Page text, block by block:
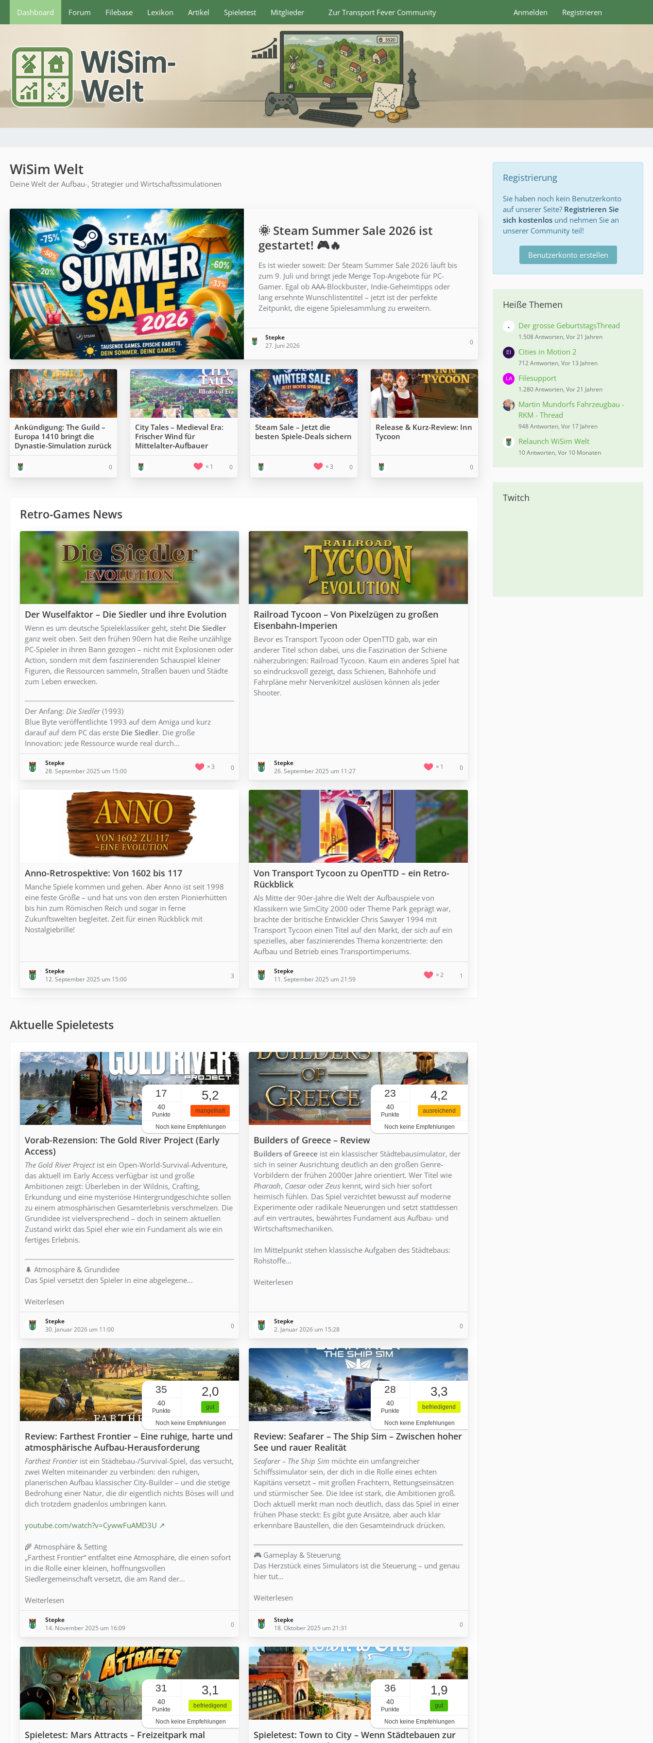
Dashboard Forum Filebase Lexikon Artikel Spieletest Mitglieder Zur Transport Fever Community Anmelden Registrieren
WiSim Welt
Deine Welt der Aufbau-, Strategier und Wirtschaftssimulationen
🌞 Steam Summer Sale 2026 ist
gestartet! 🎮🔥
Es ist wieder soweit: Der Steam Summer Sale 2026 läuft bis
zum 9. Juli und bringt jede Menge Top-Angebote für PC-
Gamer. Egal ob AAA-Blockbuster, Indie-Geheimtipps oder
lang ersehnte Wunschlistentitel – jetzt ist der perfekte
Zeitpunkt, die eigene Spielesammlung zu erweitern.
Stepke
27. Juni 2026
0
Ankündigung: The Guild –
Europa 1410 bringt die
Dynastie-Simulation zurück
0
City Tales – Medieval Era:
Frischer Wind für
Mittelalter‑Aufbauer
1 0
Steam Sale – Jetzt die
besten Spiele-Deals sichern
3 0
Release & Kurz-Review: Inn
Tycoon
0
Retro-Games News
Der Wuselfaktor – Die Siedler und ihre Evolution
Wenn es um deutsche Spieleklassiker geht, steht Die Siedler
ganz weit oben. Seit den frühen 90ern hat die Reihe unzählige
PC-Spieler in ihren Bann gezogen – nicht mit Explosionen oder
Action, sondern mit dem faszinierenden Schauspiel kleiner
Figuren, die Ressourcen sammeln, Straßen bauen und Städte
zum Leben erwecken.
Der Anfang: Die Siedler(1993)
Blue Byte veröffentlichte 1993 auf dem Amiga und kurz
darauf auf dem PC das erste Die Siedler. Die große
Innovation: jede Ressource wurde real durch…
Stepke
28. September 2025 um 15:00
3 0
Railroad Tycoon – Von Pixelzügen zu großen
Eisenbahn-Imperien
Bevor es Transport Tycoon oder OpenTTD gab, war ein
anderer Titel schon dabei, uns die Faszination der Schiene
näherzubringen: Railroad Tycoon. Kaum ein anderes Spiel hat
so eindrucksvoll gezeigt, dass Schienen, Bahnhöfe und
Fahrpläne mehr Nervenkitzel auslösen können als jeder
Shooter.
Stepke
26. September 2025 um 11:27
1 0
Anno-Retrospektive: Von 1602 bis 117
Manche Spiele kommen und gehen. Aber Anno ist seit 1998
eine feste Größe – und hat uns von den ersten Pionierhütten
bis hin zum Römischen Reich und sogar in ferne
Zukunftswelten begleitet. Zeit für einen Rückblick mit
Nostalgiebrille!
Stepke
12. September 2025 um 15:00
3
Von Transport Tycoon zu OpenTTD – ein Retro-
Rückblick
Als Mitte der 90er-Jahre die Welt der Aufbauspiele von
Klassikern wie SimCity 2000 oder Theme Park geprägt war,
brachte der britische Entwickler Chris Sawyer 1994 mit
Transport Tycoon einen Titel auf den Markt, der sich auf ein
spezielles, aber faszinierendes Thema konzentrierte: den
Aufbau und Betrieb eines Transportimperiums.
Stepke
11. September 2025 um 21:59
2 1
Aktuelle Spieletests
17
40
Punkte
5,2
mangelhaft
Noch keine Empfehlungen
Vorab-Rezension: The Gold River Project (Early
Access)
The Gold River Projectist ein Open-World-Survival-Adventure,
das aktuell im Early Access verfügbar ist und große
Ambitionen zeigt: Überleben in der Wildnis, Crafting,
Erkundung und eine mysteriöse Hintergrundgeschichte sollen
zu einem atmosphärischen Gesamterlebnis verschmelzen. Die
Grundidee ist vielversprechend – doch in seinem aktuellen
Zustand wirkt das Spiel eher wie ein Fundament als wie ein
fertiges Erlebnis.
🌲 Atmosphäre & Grundidee
Das Spiel versetzt den Spieler in eine abgelegene…
Weiterlesen
Stepke
30. Januar 2026 um 11:00
0
23
40
Punkte
4,2
ausreichend
Noch keine Empfehlungen
Builders of Greece – Review
Builders of Greece ist ein klassischer Städtebausimulator, der
sich in seiner Ausrichtung deutlich an den großen Genre-
Vorbildern der frühen 2000er Jahre orientiert. Wer Titel wie
Pharaoh, Caesaroder Zeus kennt, wird sich hier sofort
heimisch fühlen. Das Spiel verzichtet bewusst auf moderne
Experimente oder radikale Neuerungen und setzt stattdessen
auf ein vertrautes, bewährtes Fundament aus Aufbau- und
Wirtschaftsmechaniken.
Im Mittelpunkt stehen klassische Aufgaben des Städtebaus:
Rohstoffe…
Weiterlesen
Stepke
2. Januar 2026 um 15:28
0
35
40
Punkte
2,0
gut
Noch keine Empfehlungen
Review: Farthest Frontier – Eine ruhige, harte und
atmosphärische Aufbau-Herausforderung
Farthest Frontierist ein Städtebau-/Survival-Spiel, das versucht,
zwei Welten miteinander zu verbinden: den ruhigen,
planerischen Aufbau klassischer City-Builder – und die stetige
Bedrohung einer Natur, die dir eigentlich nichts Böses will und
dich trotzdem gnadenlos umbringen kann.
youtube.com/watch?v=CywwFuAMD3U
🌾 Atmosphäre & Setting
„Farthest Frontier“ entfaltet eine Atmosphäre, die einen sofort
in die Rolle einer kleinen, hoffnungsvollen
Siedlergemeinschaft versetzt, die am Rand der…
Weiterlesen
Stepke
14. November 2025 um 16:09
0
28
40
Punkte
3,3
befriedigend
Noch keine Empfehlungen
Review: Seafarer – The Ship Sim – Zwischen hoher
See und rauer Realität
Seafarer – The Ship Sim möchte ein umfangreicher
Schiffssimulator sein, der dich in die Rolle eines echten
Kapitäns versetzt – mit großen Frachtern, Rettungseinsätzen
und stürmischer See. Die Idee ist stark, die Ambitionen groß.
Doch aktuell merkt man noch deutlich, dass das Spiel in einer
frühen Phase steckt: Es gibt gute Ansätze, aber auch klar
erkennbare Baustellen, die den Gesamteindruck drücken.
🎮 Gameplay & Steuerung
Das Herzstück eines Simulators ist die Steuerung – und genau
hier tut…
Weiterlesen
Stepke
18. Oktober 2025 um 21:31
0
31
40
Punkte
3,1
befriedigend
Noch keine Empfehlungen
Spieletest: Mars Attracts – Freizeitpark mal
36
40
Punkte
1,9
gut
Noch keine Empfehlungen
Spieletest: Town to City – Wenn Städtebauen zur
Registrierung
Sie haben noch kein Benutzerkonto
auf unserer Seite? Registrieren Sie
sich kostenlos und nehmen Sie an
unserer Community teil!
Benutzerkonto erstellen
Heiße Themen
Der grosse GeburtstagsThread
1.508 Antworten, Vor 21 Jahren
Cities in Motion 2
712 Antworten, Vor 13 Jahren
Filesupport
1.280 Antworten, Vor 21 Jahren
Martin Mundorfs Fahrzeugbau -
RKM - Thread
948 Antworten, Vor 17 Jahren
Relaunch WiSim Welt
10 Antworten, Vor 10 Monaten
Twitch